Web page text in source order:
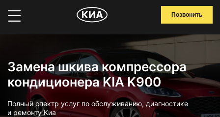
Позвонить
Замена шкива компрессора
кондиционера KIA K900
Полный спектр услуг по обслуживанию, диагностике
и ремонту Киа